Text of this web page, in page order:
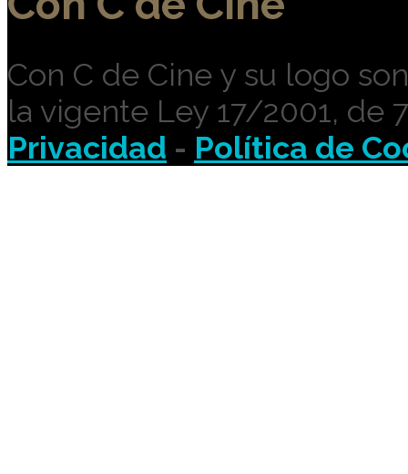
Con C de Cine y su logo
la vigente Ley 17/2001, de
Privacidad - Política de